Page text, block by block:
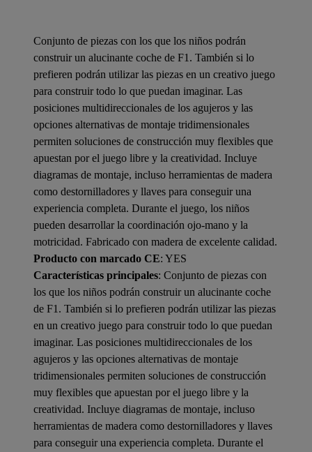
Conjunto de piezas con los que los niños podrán
construir un alucinante coche de F1. También si lo
prefieren podrán utilizar las piezas en un creativo juego
para construir todo lo que puedan imaginar. Las
posiciones multidireccionales de los agujeros y las
opciones alternativas de montaje tridimensionales
permiten soluciones de construcción muy flexibles que
apuestan por el juego libre y la creatividad. Incluye
diagramas de montaje, incluso herramientas de madera
como destornilladores y llaves para conseguir una
experiencia completa. Durante el juego, los niños
pueden desarrollar la coordinación ojo-mano y la
motricidad. Fabricado con madera de excelente calidad.
Producto con marcado CE: YES
Características principales: Conjunto de piezas con
los que los niños podrán construir un alucinante coche
de F1. También si lo prefieren podrán utilizar las piezas
en un creativo juego para construir todo lo que puedan
imaginar. Las posiciones multidireccionales de los
agujeros y las opciones alternativas de montaje
tridimensionales permiten soluciones de construcción
muy flexibles que apuestan por el juego libre y la
creatividad. Incluye diagramas de montaje, incluso
herramientas de madera como destornilladores y llaves
para conseguir una experiencia completa. Durante el